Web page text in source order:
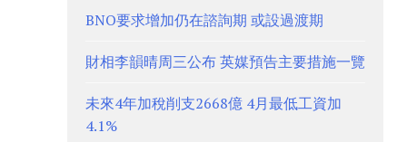
BNO要求增加仍在諮詢期 或設過渡期
財相李韻晴周三公布 英媒預告主要措施一覽
未來4年加稅削支2668億 4月最低工資加
4.1%